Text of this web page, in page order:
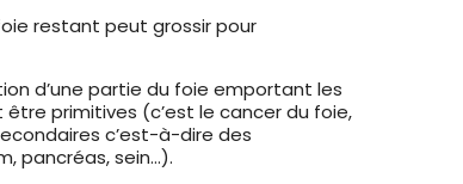
restant peut grossir pour
d’une partie du foie emportant les
primitives (c’est le cancer du foie,
c’est-à-dire des
pancréas, sein…).